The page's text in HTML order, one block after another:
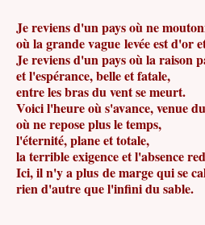
Je reviens d'un pays où ne
où la grande vague levée est d'or
Je reviens d'un pays où la raison
et l'espérance, belle et fatale,
entre les bras du vent se meurt.
Voici l'heure où s'avance, venue
où ne repose plus le temps,
l'éternité, plane et totale,
la terrible exigence et l'absence
Ici, il n'y a plus de marge qui se
rien d'autre que l'infini du sable.